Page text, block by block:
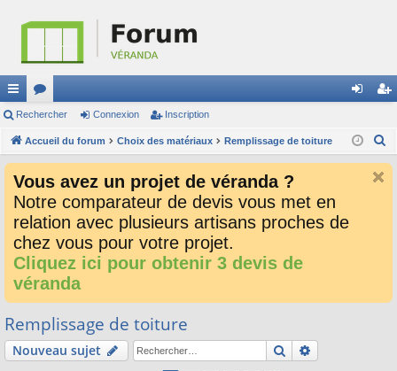
ac
co
ci
or
u
s
ne cri
Rechercher Connexion Inscription
Accueil du forum Choix des matériaux Remplissage de toiture
Vous avez un projet de véranda ?
Notre comparateur de devis vous met en
relation avec plusieurs artisans proches de
chez vous pour votre projet.
Cliquez ici pour obtenir 3 devis de
véranda
Remplissage de toiture
Nouveau sujet Rechercher